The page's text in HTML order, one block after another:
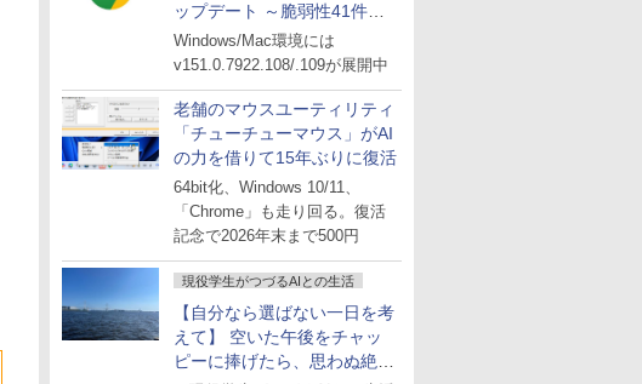
ップデート ～脆弱性41件に
対処
Windows/Mac環境には
v151.0.7922.108/.109が展開中
老舗のマウスユーティリティ
「チューチューマウス」がAI
の力を借りて15年ぶりに復活
64bit化、Windows 10/11、
「Chrome」も走り回る。復活
記念で2026年末まで500円
現役学生がつづるAIとの生活
【自分なら選ばない一日を考
えて】 空いた午後をチャッ
ピーに捧げたら、思わぬ絶景